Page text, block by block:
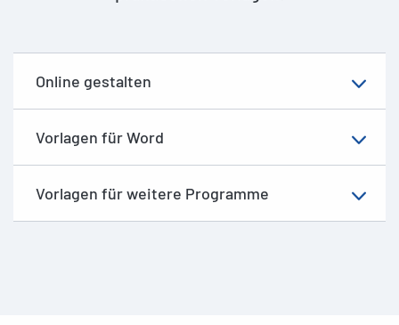
Online gestalten
Vorlagen für Word
Vorlagen für weitere Programme